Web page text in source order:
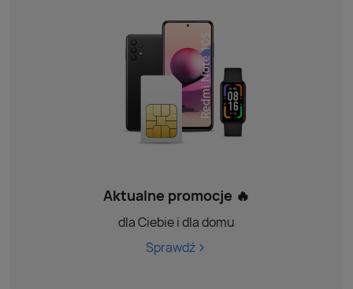
Aktualne promocje 🔥
dla Ciebie i dla domu
Sprawdź